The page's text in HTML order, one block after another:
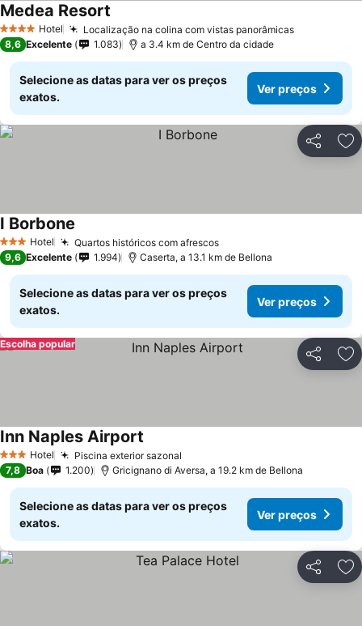
4 EstrelasHotel Localização na colina com vistas panorâmicas
Medea Resort
8,6 Excelente 1.083 a 3.4 km de Centro da cidade
Selecione as datas para ver os preços
exatos.
Ver preços
Partilhar
3 EstrelasHotel Quartos históricos com afrescos
I Borbone
9,6 Excelente 1.994 Caserta, a 13.1 km de Bellona
Selecione as datas para ver os preços
exatos.
Ver preços
Partilhar
Escolha popular
3 EstrelasHotel Piscina exterior sazonal
Inn Naples Airport
7,8 Boa 1.200 Gricignano di Aversa, a 19.2 km de Bellona
Selecione as datas para ver os preços
exatos.
Ver preços
Partilhar